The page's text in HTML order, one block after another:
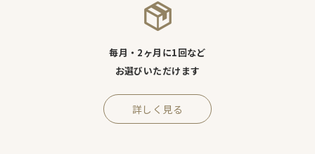
毎月・2ヶ月に1回など
お選びいただけます
詳しく見る